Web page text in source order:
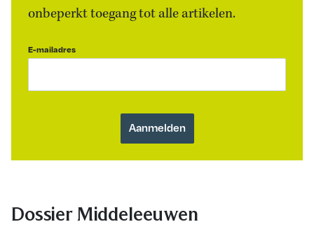
onbeperkt toegang tot alle artikelen.
E-mailadres
Dossier Middeleeuwen